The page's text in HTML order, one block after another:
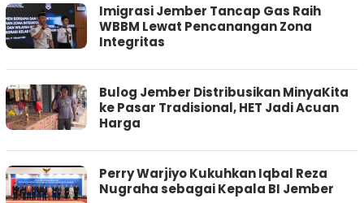
Imigrasi Jember Tancap Gas Raih
WBBM Lewat Pencanangan Zona
Integritas
Bulog Jember Distribusikan MinyaKita
ke Pasar Tradisional, HET Jadi Acuan
Harga
Perry Warjiyo Kukuhkan Iqbal Reza
Nugraha sebagai Kepala BI Jember